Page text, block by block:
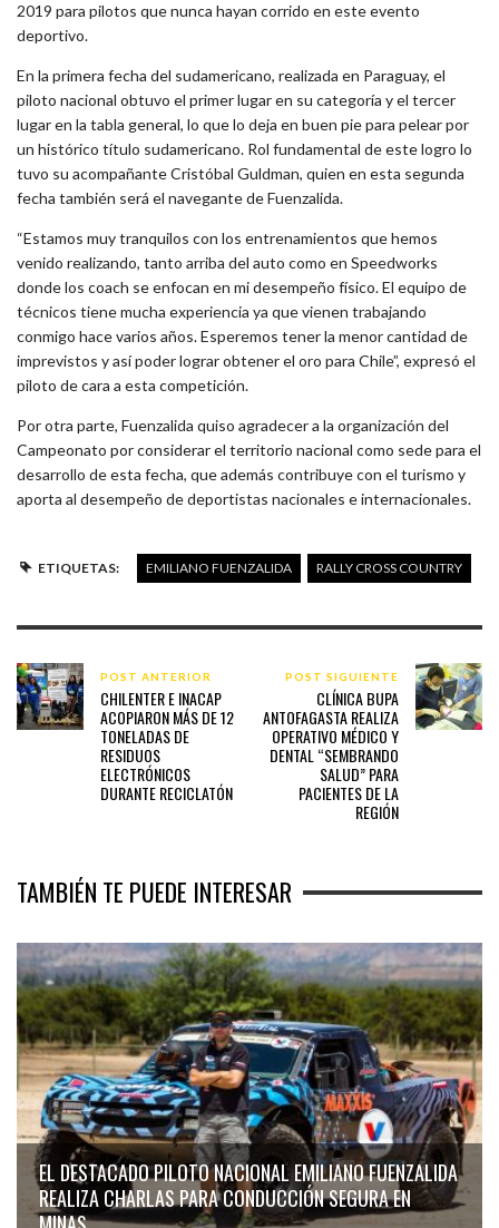
2019 para pilotos que nunca hayan corrido en este evento
deportivo.
En la primera fecha del sudamericano, realizada en Paraguay, el
piloto nacional obtuvo el primer lugar en su categoría y el tercer
lugar en la tabla general, lo que lo deja en buen pie para pelear por
un histórico título sudamericano. Rol fundamental de este logro lo
tuvo su acompañante Cristóbal Guldman, quien en esta segunda
fecha también será el navegante de Fuenzalida.
“Estamos muy tranquilos con los entrenamientos que hemos
venido realizando, tanto arriba del auto como en Speedworks
donde los coach se enfocan en mi desempeño físico. El equipo de
técnicos tiene mucha experiencia ya que vienen trabajando
conmigo hace varios años. Esperemos tener la menor cantidad de
imprevistos y así poder lograr obtener el oro para Chile”, expresó el
piloto de cara a esta competición.
Por otra parte, Fuenzalida quiso agradecer a la organización del
Campeonato por considerar el territorio nacional como sede para el
desarrollo de esta fecha, que además contribuye con el turismo y
aporta al desempeño de deportistas nacionales e internacionales.
ETIQUETAS: EMILIANO FUENZALIDA RALLY CROSS COUNTRY
POST ANTERIOR
CHILENTER E INACAP
ACOPIARON MÁS DE 12
TONELADAS DE
RESIDUOS
ELECTRÓNICOS
DURANTE RECICLATÓN
POST SIGUIENTE
CLÍNICA BUPA
ANTOFAGASTA REALIZA
OPERATIVO MÉDICO Y
DENTAL “SEMBRANDO
SALUD” PARA
PACIENTES DE LA
REGIÓN
TAMBIÉN TE PUEDE INTERESAR
EL DESTACADO PILOTO NACIONAL EMILIANO FUENZALIDA
REALIZA CHARLAS PARA CONDUCCIÓN SEGURA EN